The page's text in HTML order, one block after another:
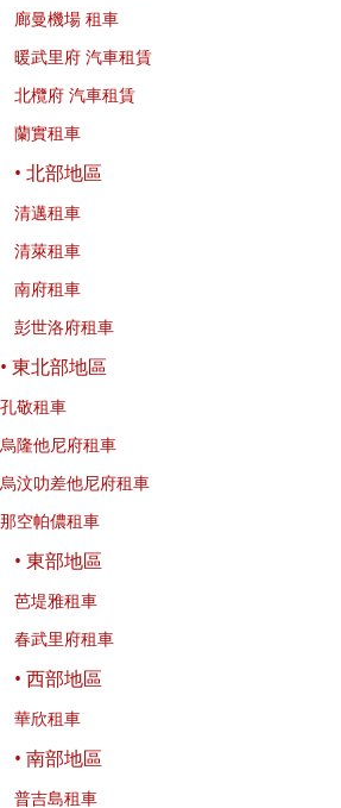
廊曼機場 租車
暖武里府 汽車租賃
北欖府 汽車租賃
蘭實租車
• 北部地區
清邁租車
清萊租車
南府租車
彭世洛府租車
• 東北部地區
孔敬租車
烏隆他尼府租車
烏汶叻差他尼府租車
那空帕儂租車
• 東部地區
芭堤雅租車
春武里府租車
• 西部地區
華欣租車
• 南部地區
普吉島租車